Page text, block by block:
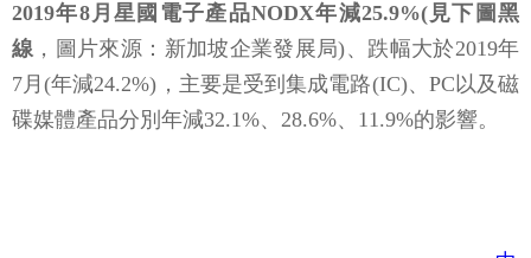
2019年8月星國電子產品NODX年減25.9%(見下圖黑
線 ，圖片來源：新加坡企業發展局)、跌幅大於2019年
7月(年減24.2%)，主要是受到集成電路(IC)、PC以及磁
碟媒體產品分別年減32.1%、28.6%、11.9%的影響。